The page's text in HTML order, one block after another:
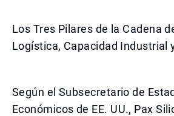
Los Tres Pilares de la Cadena
Logística, Capacidad Industrial
Según el Subsecretario de
Económicos de EE. UU., Pax